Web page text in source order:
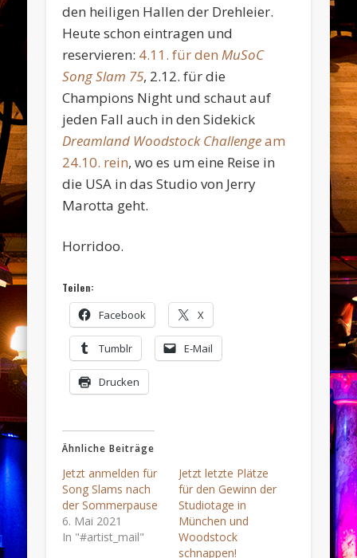
den heiligen Hallen der Drehleier.
Heute schon eintragen und
reservieren: 4.11. für denMuSoC
Song Slam 75, 2.12. für die
Champions Night und schaut auf
jeden Fall auch in den Sidekick
Dreamland Woodstock Challengeam
24.10. rein, wo es um eine Reise in
die USA in das Studio von Jerry
Marotta geht.
Horridoo.
Teilen:
Facebook X
Tumblr E-Mail
Drucken
Ähnliche Beiträge
Jetzt anmelden für
Song Slams nach
der Sommerpause
6. Mai 2021
In "#artist_mail"
Jetzt letzte Plätze
für den Gewinn der
Studiotage in
München und
Woodstock
schnappen!